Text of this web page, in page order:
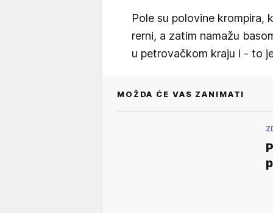
Pole su polovine krompira,
rerni, a zatim namažu
u petrovačkom kraju i - to
MOŽDA ĆE VAS ZANIMATI